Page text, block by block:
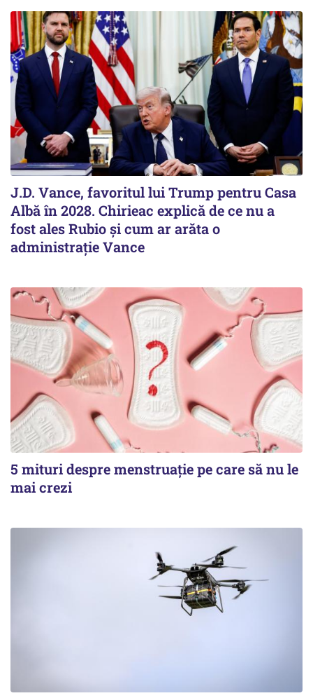
J.D. Vance, favoritul lui Trump pentru Casa
Albă în 2028. Chirieac explică de ce nu a
fost ales Rubio și cum ar arăta o
administrație Vance
5 mituri despre menstruație pe care să nu le
mai crezi